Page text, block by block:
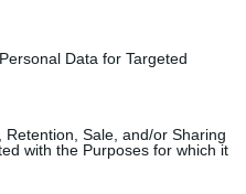
Data for Targeted
Sale, and/or Sharing
with the Purposes for which it
ενός λογοτύπου για
αποκαλεί τον αγαπημένο
και DJ, που
και άλλων